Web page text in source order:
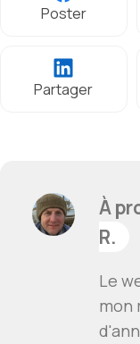
Poster
Partager
À
R.
Le
mon